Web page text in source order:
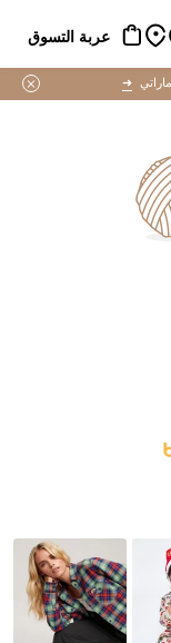
عربة التسوق
➜